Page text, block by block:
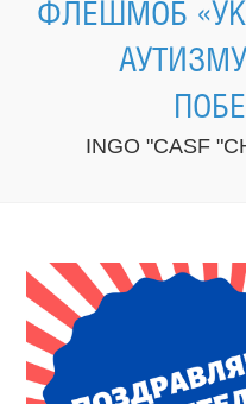
ФЛЕШМОБ
INGO "CASF